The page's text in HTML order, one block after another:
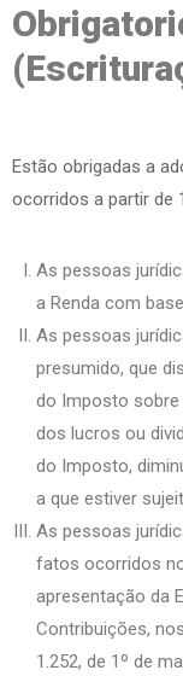
Estão obrigadas a
ocorridos a partir de
As pessoas
a Renda com
As pessoas
presumido, que
do Imposto sobre
dos lucros ou
do Imposto,
a que estiver
As pessoas
fatos ocorridos
apresentação da
Contribuições,
1.252, de 1º de